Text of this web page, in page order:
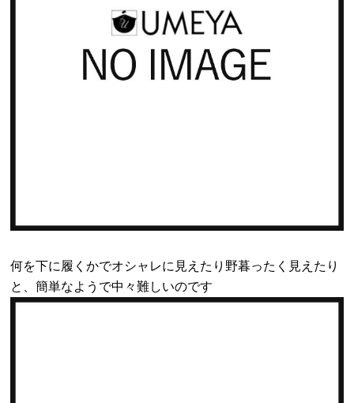
何を下に履くかでオシャレに見えたり野暮ったく見えたり
と、簡単なようで中々難しいのです